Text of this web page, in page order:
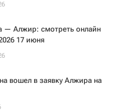
— Алжир: смотреть онлайн
17 июня
вошел в заявку Алжира на